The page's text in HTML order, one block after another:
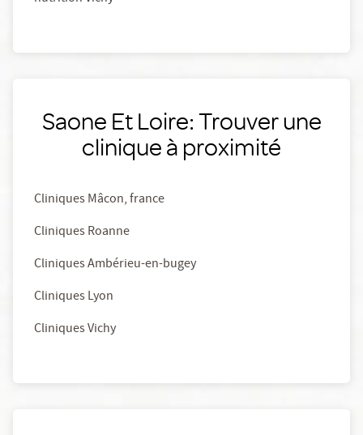
Saone Et Loire: Trouver une
clinique à proximité
Cliniques Mâcon, france
Cliniques Roanne
Cliniques Ambérieu-en-bugey
Cliniques Lyon
Cliniques Vichy